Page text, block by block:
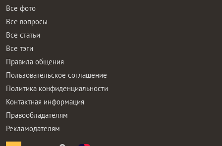
Все фото
Все вопросы
Все статьи
Все тэги
Правила общения
Пользовательское соглашение
Политика конфиденциальности
Контактная информация
Правообладателям
Рекламодателям